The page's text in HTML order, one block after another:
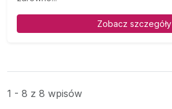
Zobacz szczegóły
1 - 8 z 8 wpisów